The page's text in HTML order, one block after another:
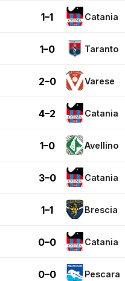
1–1 Catania
1–0 Taranto
2–0 Varese
4–2 Catania
1–0 Avellino
3–0 Catania
1–1 Brescia
0–0 Catania
0–0 Pescara